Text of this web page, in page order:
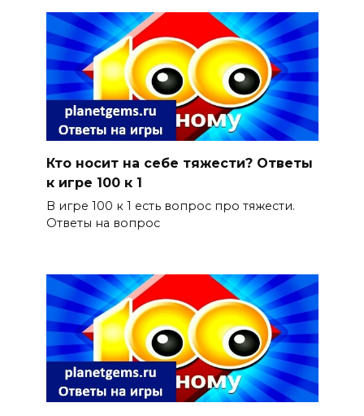
Кто носит на себе тяжести? Ответы
к игре 100 к 1
В игре 100 к 1 есть вопрос про тяжести.
Ответы на вопрос